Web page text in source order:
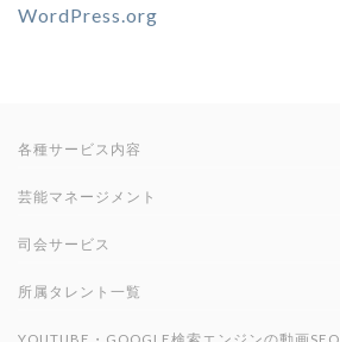
WordPress.org
各種サービス内容
芸能マネージメント
司会サービス
所属タレント一覧